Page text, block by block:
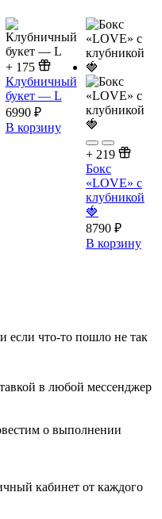
+ 175
Клубничный
букет — L
6990 ₽
В корзину
+ 219
Бокс
«LOVE» с
клубникой
🍓
8790 ₽
В корзину
если что-то пошло не так
в любой мессенджер
о выполнении
кабинет от каждого